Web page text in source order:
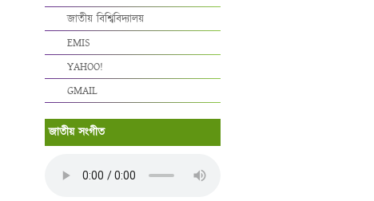
জাতীয় বিশ্বিবিদ্যালয়
EMIS
YAHOO!
GMAIL
জাতীয় সংগীত